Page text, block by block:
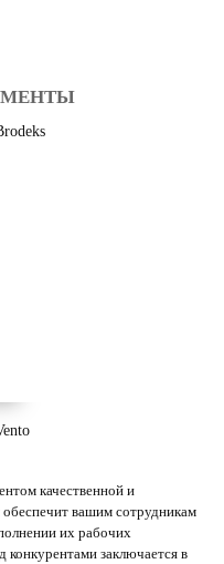
качественной и
вашим сотрудникам
их рабочих
заключается в